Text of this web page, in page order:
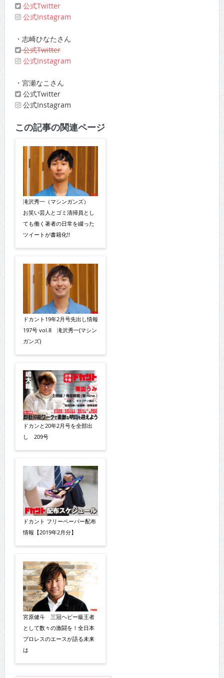
公式Twitter
公式Instagram
・志崎ひなたさん
公式Twitter
公式Instagram
・宮瀬なこさん
公式Twitter
公式Instagram
この記事の関連ページ
滝沢秀一（マシンガンズ）
お笑い芸人とゴミ清掃員とし
ても働く著者の日常を綴った
ツイートが書籍化!!
ドカント19年2月号先出し情報
197号 vol.8 滝沢秀一(マシン
ガンズ)
ドカンと20年2月号を全部出
し 209号
ドカント フリーペーパー配布
情報【2019年2月分】
宮原健斗 三冠ヘビー級王者
として数々の激闘を！全日本
プロレスのエースが語る未来
は